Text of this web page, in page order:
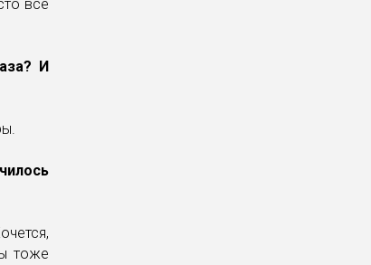
все
И
тоже